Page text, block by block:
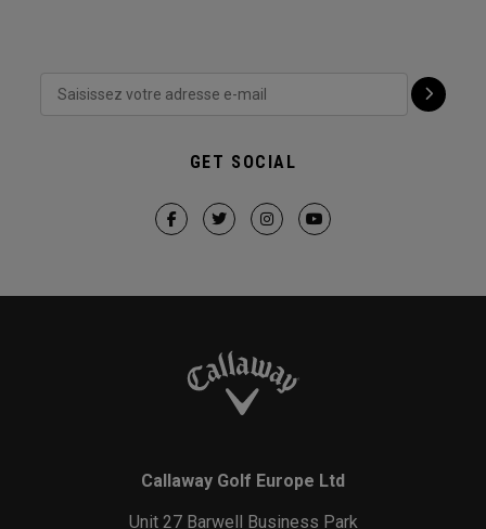
GET SOCIAL
Callaway Golf Europe Ltd
Unit 27 Barwell Business Park